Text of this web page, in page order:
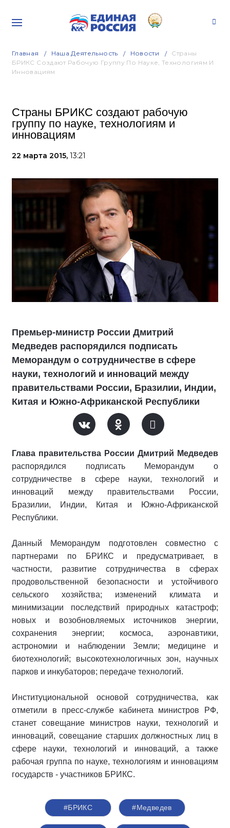
Главная Наша Деятельность Новости
Страны
БРИКС Создают Рабочую Группу По Науке, Технологиям И
Инновациям
Страны БРИКС создают рабочую
группу по науке, технологиям и
инновациям
22 марта 2015, 13:21
Премьер-министр России Дмитрий
Медведев распорядился подписать
Меморандум о сотрудничестве в сфере
науки, технологий и инноваций между
правительствами России, Бразилии, Индии,
Китая и Южно-Африканской Республики
Глава правительства России Дмитрий Медведев
распорядился подписать Меморандум о
сотрудничестве в сфере науки, технологий и
инноваций между правительствами России,
Бразилии, Индии, Китая и Южно-Африканской
Республики.
Данный Меморандум подготовлен совместно с
партнерами по БРИКС и предусматривает, в
частности, развитие сотрудничества в сферах
продовольственной безопасности и устойчивого
сельского хозяйства; изменений климата и
минимизации последствий природных катастроф;
новых и возобновляемых источников энергии,
сохранения энергии; космоса, аэронавтики,
астрономии и наблюдении Земли; медицине и
биотехнологий; высокотехнологичных зон, научных
парков и инкубаторов; передаче технологий.
Институциональной основой сотрудничества, как
отметили в пресс-службе кабинета министров РФ,
станет совещание министров науки, технологий и
инноваций, совещание старших должностных лиц в
сфере науки, технологий и инноваций, а также
рабочая группа по науке, технологиям и инновациям
государств - участников БРИКС.
#БРИКС #Медведев